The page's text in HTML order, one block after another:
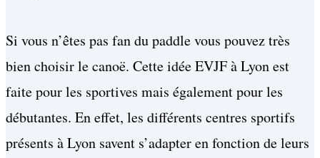
Si vous n’êtes pas fan du paddle vous pouvez très
bien choisir le canoë. Cette idée EVJF à Lyon est
faite pour les sportives mais également pour les
débutantes. En effet, les différents centres sportifs
présents à Lyon savent s’adapter en fonction de leurs